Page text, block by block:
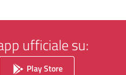
ufficiale su:
Play Store